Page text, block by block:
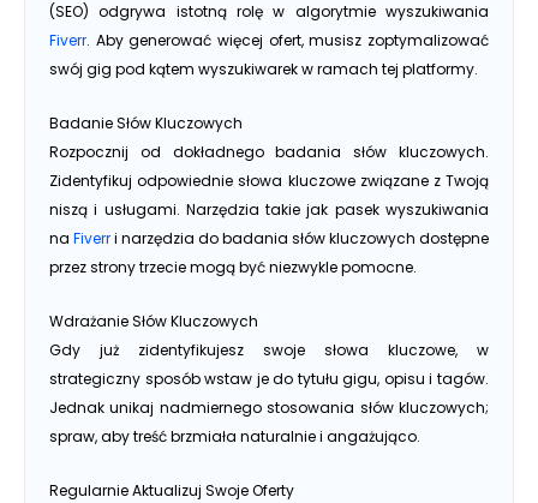
(SEO) odgrywa istotną rolę w algorytmie wyszukiwania
Fiverr. Aby generować więcej ofert, musisz zoptymalizować
swój gig pod kątem wyszukiwarek w ramach tej platformy.
Badanie Słów Kluczowych
Rozpocznij od dokładnego badania słów kluczowych.
Zidentyfikuj odpowiednie słowa kluczowe związane z Twoją
niszą i usługami. Narzędzia takie jak pasek wyszukiwania
na Fiverri narzędzia do badania słów kluczowych dostępne
przez strony trzecie mogą być niezwykle pomocne.
Wdrażanie Słów Kluczowych
Gdy już zidentyfikujesz swoje słowa kluczowe, w
strategiczny sposób wstaw je do tytułu gigu, opisu i tagów.
Jednak unikaj nadmiernego stosowania słów kluczowych;
spraw, aby treść brzmiała naturalnie i angażująco.
Regularnie Aktualizuj Swoje Oferty